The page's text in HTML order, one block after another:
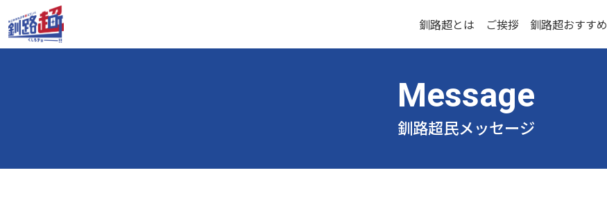
釧路超とは ご挨拶 釧路超おすすめ
釧路超民メッセージ